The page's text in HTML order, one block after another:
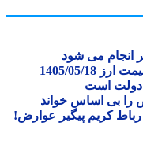
می شود
18
است
بی اساس خواند
کریم پیگیر عوارض!